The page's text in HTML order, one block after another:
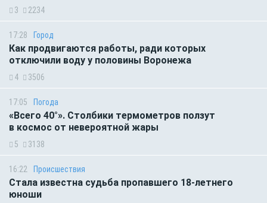
3 2234
17:28 Город
Как продвигаются работы, ради которых
отключили воду у половины Воронежа
4 3506
17:05 Погода
«Всего 40°». Столбики термометров ползут
в космос от невероятной жары
5 3138
16:22 Происшествия
Стала известна судьба пропавшего 18-летнего
юноши